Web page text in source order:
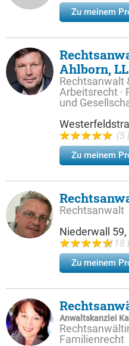
Zu meinem
Ahlborn,
Rechtsanwalt
Arbeitsrecht ·
und
(5
Zu meinem
Rechtsanwalt
Niederwall
(118
Zu meinem
Anwaltskanzlei
Familienrecht